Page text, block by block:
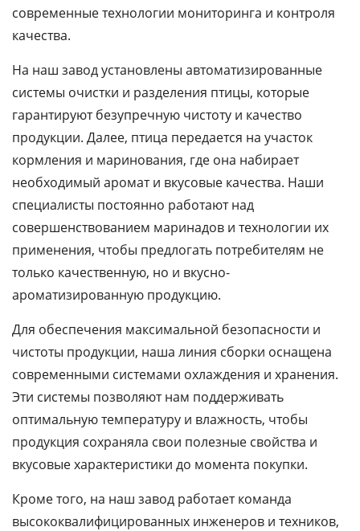
современные технологии мониторинга и контроля
качества.
На наш завод установлены автоматизированные
системы очистки и разделения птицы, которые
гарантируют безупречную чистоту и качество
продукции. Далее, птица передается на участок
кормления и маринования, где она набирает
необходимый аромат и вкусовые качества. Наши
специалисты постоянно работают над
совершенствованием маринадов и технологии их
применения, чтобы предлогать потребителям не
только качественную, но и вкусно-
ароматизированную продукцию.
Для обеспечения максимальной безопасности и
чистоты продукции, наша линия сборки оснащена
современными системами охлаждения и хранения.
Эти системы позволяют нам поддерживать
оптимальную температуру и влажность, чтобы
продукция сохраняла свои полезные свойства и
вкусовые характеристики до момента покупки.
Кроме того, на наш завод работает команда
высококвалифицированных инженеров и техников,